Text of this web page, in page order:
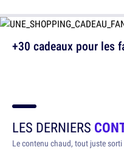
+30 cadeaux pour les
LES DERNIERS
Le contenu chaud, tout juste